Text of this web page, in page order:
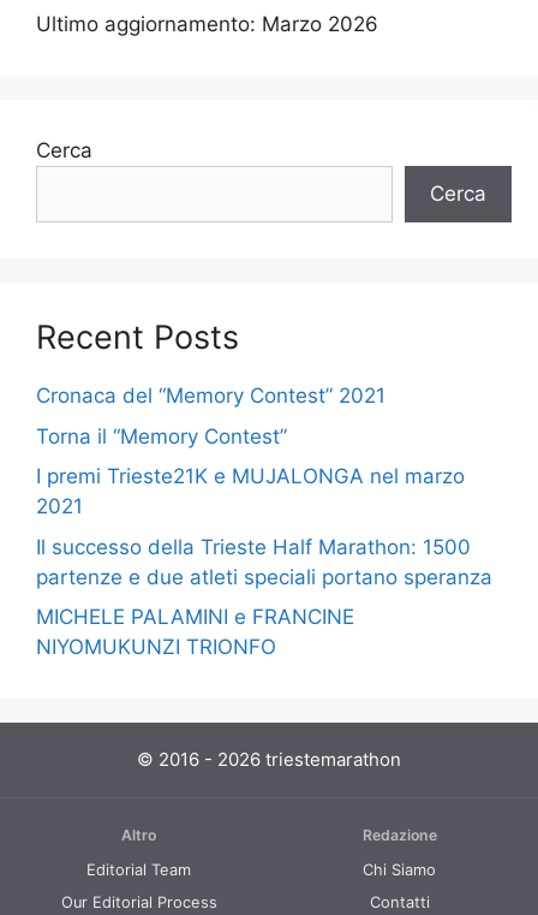
Ultimo aggiornamento: Marzo 2026
Cerca
Cerca
Recent Posts
Cronaca del “Memory Contest” 2021
Torna il “Memory Contest”
I premi Trieste21K e MUJALONGA nel marzo
2021
Il successo della Trieste Half Marathon: 1500
partenze e due atleti speciali portano speranza
MICHELE PALAMINI e FRANCINE
NIYOMUKUNZI TRIONFO
© 2016 - 2026 triestemarathon
Altro
Editorial Team
Our Editorial Process
Redazione
Chi Siamo
Contatti